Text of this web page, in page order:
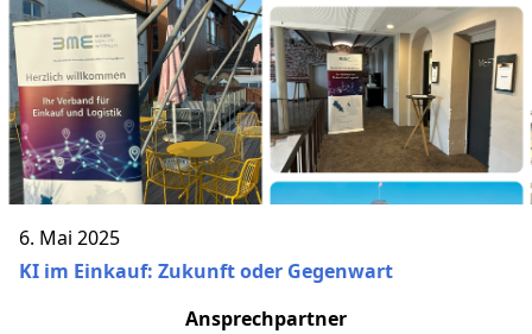
6. Mai 2025
KI im Einkauf: Zukunft oder Gegenwart
Ansprechpartner